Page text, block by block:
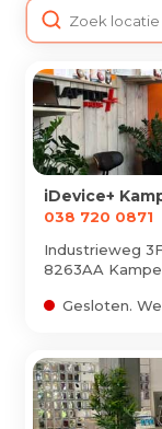
Plan
iDevice+
038 720 0871
Industrieweg
8263AA
Gesloten.